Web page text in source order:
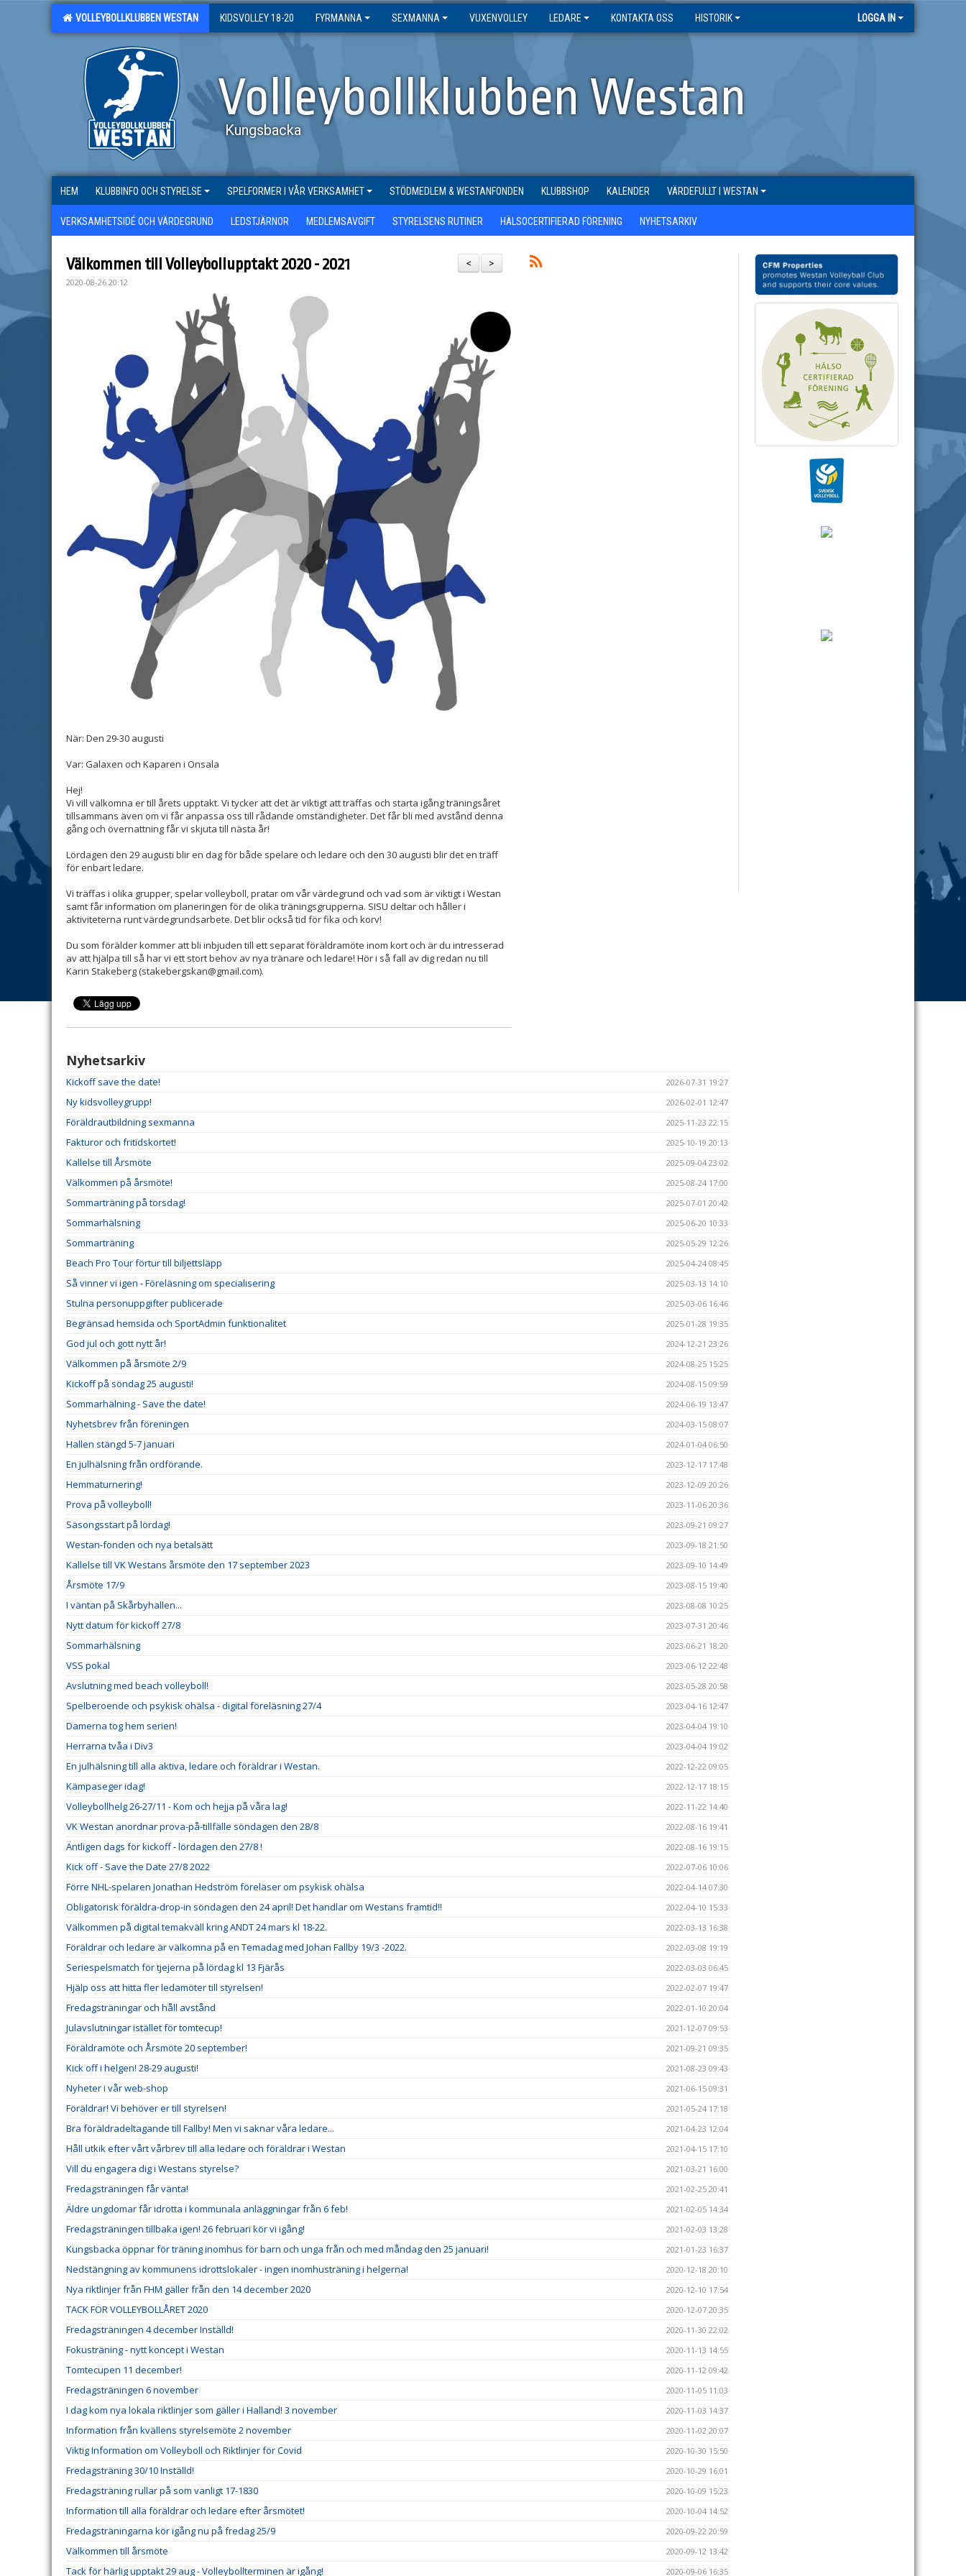
VOLLEYBOLLKLUBBEN WESTAN KIDSVOLLEY 18-20 FYRMANNA SEXMANNA VUXENVOLLEY LEDARE KONTAKTA OSS HISTORIK LOGGA IN
Volleybollklubben Westan
Kungsbacka
HEM KLUBBINFO OCH STYRELSE SPELFORMER I VÅR VERKSAMHET STÖDMEDLEM & WESTANFONDEN KLUBBSHOP KALENDER VÄRDEFULLT I WESTAN
VERKSAMHETSIDÉ OCH VÄRDEGRUND LEDSTJÄRNOR MEDLEMSAVGIFT STYRELSENS RUTINER HÄLSOCERTIFIERAD FÖRENING NYHETSARKIV
>
<
Välkommen till Volleybollupptakt 2020 - 2021
2020-08-26 20:12
När: Den 29-30 augusti
Var: Galaxen och Kaparen i Onsala
Hej!
Vi vill välkomna er till årets upptakt. Vi tycker att det är viktigt att träffas och starta igång träningsåret
tillsammans även om vi får anpassa oss till rådande omständigheter. Det får bli med avstånd denna
gång och övernattning får vi skjuta till nästa år!
Lördagen den 29 augusti blir en dag för både spelare och ledare och den 30 augusti blir det en träff
för enbart ledare.
Vi träffas i olika grupper, spelar volleyboll, pratar om vår värdegrund och vad som är viktigt i Westan
samt får information om planeringen för de olika träningsgrupperna. SISU deltar och håller i
aktiviteterna runt värdegrundsarbete. Det blir också tid för fika och korv!
Du som förälder kommer att bli inbjuden till ett separat föräldramöte inom kort och är du intresserad
av att hjälpa till så har vi ett stort behov av nya tränare och ledare! Hör i så fall av dig redan nu till
Karin Stakeberg (stakebergskan@gmail.com).
Nyhetsarkiv
Kickoff save the date! 2026-07-31 19:27
Ny kidsvolleygrupp! 2026-02-01 12:47
Föräldrautbildning sexmanna 2025-11-23 22:15
Fakturor och fritidskortet! 2025-10-19 20:13
Kallelse till Årsmöte 2025-09-04 23:02
Välkommen på årsmöte! 2025-08-24 17:00
Sommarträning på torsdag! 2025-07-01 20:42
Sommarhälsning 2025-06-20 10:33
Sommarträning 2025-05-29 12:26
Beach Pro Tour förtur till biljettsläpp 2025-04-24 08:45
Så vinner vi igen - Föreläsning om specialisering 2025-03-13 14:10
Stulna personuppgifter publicerade 2025-03-06 16:46
Begränsad hemsida och SportAdmin funktionalitet 2025-01-28 19:35
God jul och gott nytt år! 2024-12-21 23:26
Välkommen på årsmöte 2/9 2024-08-25 15:25
Kickoff på söndag 25 augusti! 2024-08-15 09:59
Sommarhälning - Save the date! 2024-06-19 13:47
Nyhetsbrev från föreningen 2024-03-15 08:07
Hallen stängd 5-7 januari 2024-01-04 06:50
En julhälsning från ordförande. 2023-12-17 17:48
Hemmaturnering! 2023-12-09 20:26
Prova på volleyboll! 2023-11-06 20:36
Säsongsstart på lördag! 2023-09-21 09:27
Westan-fonden och nya betalsätt 2023-09-18 21:50
Kallelse till VK Westans årsmöte den 17 september 2023 2023-09-10 14:49
Årsmöte 17/9 2023-08-15 19:40
I väntan på Skårbyhallen... 2023-08-08 10:25
Nytt datum för kickoff 27/8 2023-07-31 20:46
Sommarhälsning 2023-06-21 18:20
VSS pokal 2023-06-12 22:48
Avslutning med beach volleyboll! 2023-05-28 20:58
Spelberoende och psykisk ohälsa - digital föreläsning 27/4 2023-04-16 12:47
Damerna tog hem serien! 2023-04-04 19:10
Herrarna tvåa i Div3 2023-04-04 19:02
En julhälsning till alla aktiva, ledare och föräldrar i Westan. 2022-12-22 09:05
Kämpaseger idag! 2022-12-17 18:15
Volleybollhelg 26-27/11 - Kom och hejja på våra lag! 2022-11-22 14:40
VK Westan anordnar prova-på-tillfälle söndagen den 28/8 2022-08-16 19:41
Äntligen dags för kickoff - lördagen den 27/8 ! 2022-08-16 19:15
Kick off - Save the Date 27/8 2022 2022-07-06 10:06
Förre NHL-spelaren Jonathan Hedström föreläser om psykisk ohälsa 2022-04-14 07:30
Obligatorisk föräldra-drop-in söndagen den 24 april! Det handlar om Westans framtid!! 2022-04-10 15:33
Välkommen på digital temakväll kring ANDT 24 mars kl 18-22. 2022-03-13 16:38
Föräldrar och ledare är välkomna på en Temadag med Johan Fallby 19/3 -2022. 2022-03-08 19:19
Seriespelsmatch för tjejerna på lördag kl 13 Fjärås 2022-03-03 06:45
Hjälp oss att hitta fler ledamöter till styrelsen! 2022-02-07 19:47
Fredagsträningar och håll avstånd 2022-01-10 20:04
Julavslutningar istället för tomtecup! 2021-12-07 09:53
Föräldramöte och Årsmöte 20 september! 2021-09-21 09:35
Kick off i helgen! 28-29 augusti! 2021-08-23 09:43
Nyheter i vår web-shop 2021-06-15 09:31
Föräldrar! Vi behöver er till styrelsen! 2021-05-24 17:18
Bra föräldradeltagande till Fallby! Men vi saknar våra ledare... 2021-04-23 12:04
Håll utkik efter vårt vårbrev till alla ledare och föräldrar i Westan 2021-04-15 17:10
Vill du engagera dig i Westans styrelse? 2021-03-21 16:00
Fredagsträningen får vänta! 2021-02-25 20:41
Äldre ungdomar får idrotta i kommunala anläggningar från 6 feb! 2021-02-05 14:34
Fredagsträningen tillbaka igen! 26 februari kör vi igång! 2021-02-03 13:28
Kungsbacka öppnar för träning inomhus för barn och unga från och med måndag den 25 januari! 2021-01-23 16:37
Nedstängning av kommunens idrottslokaler - ingen inomhusträning i helgerna! 2020-12-18 20:10
Nya riktlinjer från FHM gäller från den 14 december 2020 2020-12-10 17:54
TACK FÖR VOLLEYBOLLÅRET 2020 2020-12-07 20:35
Fredagsträningen 4 december Inställd! 2020-11-30 22:02
Fokusträning - nytt koncept i Westan 2020-11-13 14:55
Tomtecupen 11 december! 2020-11-12 09:42
Fredagsträningen 6 november 2020-11-05 11:03
I dag kom nya lokala riktlinjer som gäller i Halland! 3 november 2020-11-03 14:37
Information från kvällens styrelsemöte 2 november 2020-11-02 20:07
Viktig Information om Volleyboll och Riktlinjer för Covid 2020-10-30 15:50
Fredagsträning 30/10 Inställd! 2020-10-29 16:01
Fredagsträning rullar på som vanligt 17-1830 2020-10-09 15:23
Information till alla föräldrar och ledare efter årsmötet! 2020-10-04 14:52
Fredagsträningarna kör igång nu på fredag 25/9 2020-09-22 20:59
Välkommen till årsmöte 2020-09-12 13:42
Tack för härlig upptakt 29 aug - Volleybollterminen är igång! 2020-09-06 16:35